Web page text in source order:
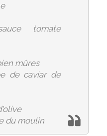
tomate
mûres
de caviar de
du moulin